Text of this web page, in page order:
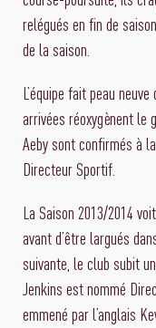
relégués en fin de
de la saison.
L’équipe fait peau
arrivées réoxygènent le
Aeby sont confirmés à
Directeur Sportif.
La Saison 2013/2014
avant d’être largués
suivante, le club subit
Jenkins est nommé
emmené par l’anglais